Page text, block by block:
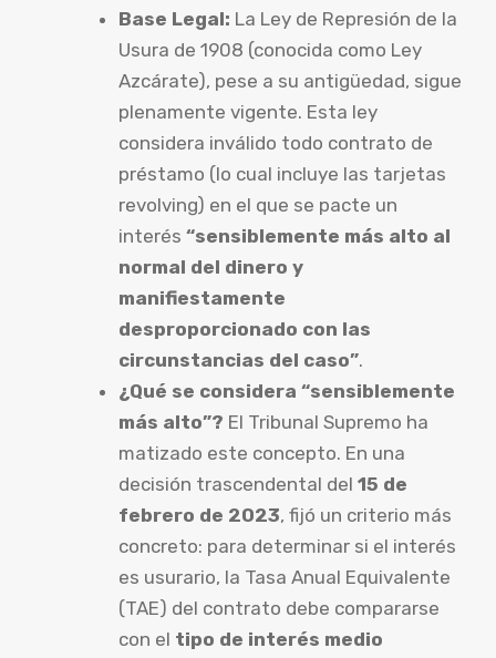
Base Legal: La Ley de Represión de la
Usura de 1908 (conocida como Ley
Azcárate), pese a su antigüedad, sigue
plenamente vigente. Esta ley
considera inválido todo contrato de
préstamo (lo cual incluye las tarjetas
revolving) en el que se pacte un
interés “sensiblemente más alto al
normal del dinero y
manifiestamente
desproporcionado con las
circunstancias del caso”.
¿Qué se considera “sensiblemente
más alto”? El Tribunal Supremo ha
matizado este concepto. En una
decisión trascendental del 15 de
febrero de 2023, fijó un criterio más
concreto: para determinar si el interés
es usurario, la Tasa Anual Equivalente
(TAE) del contrato debe compararse
con el tipo de interés medio